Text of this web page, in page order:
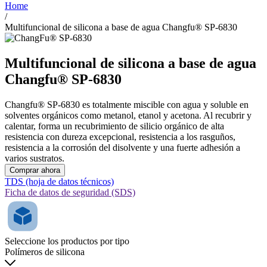
Home
/
Multifuncional de silicona a base de agua Changfu® SP-6830
Multifuncional de silicona a base de agua
Changfu® SP-6830
Changfu® SP-6830 es totalmente miscible con agua y soluble en
solventes orgánicos como metanol, etanol y acetona. Al recubrir y
calentar, forma un recubrimiento de silicio orgánico de alta
resistencia con dureza excepcional, resistencia a los rasguños,
resistencia a la corrosión del disolvente y una fuerte adhesión a
varios sustratos.
Comprar ahora
TDS (hoja de datos técnicos)
Ficha de datos de seguridad (SDS)
Seleccione los productos por tipo
Polímeros de silicona